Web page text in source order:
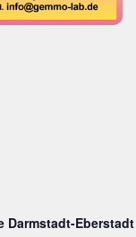
Darmstadt-Eberstadt